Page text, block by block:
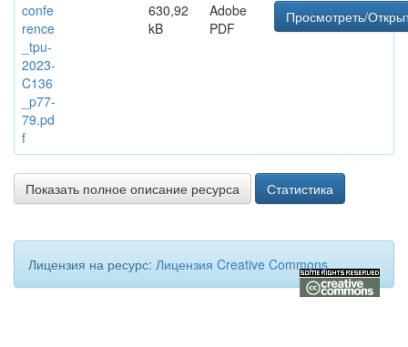
confe
rence
_tpu-
2023-
C136
_p77-
79.pd
f
630,92
kB
Adobe
PDF
Просмотреть/
Показать полное описание ресурса Статистика
Лицензия на ресурс: Лицензия Creative Commons